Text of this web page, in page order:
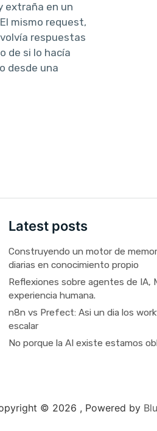
extraña en un
mismo request,
respuestas
de si lo hacía
desde una
Latest posts
Construyendo un motor de
diarias en conocimiento propio
Reflexiones sobre agentes de IA,
experiencia humana.
n8n vs Prefect: Asi un dia los
escalar
No porque la AI existe estamos
© 2026 , Powered by